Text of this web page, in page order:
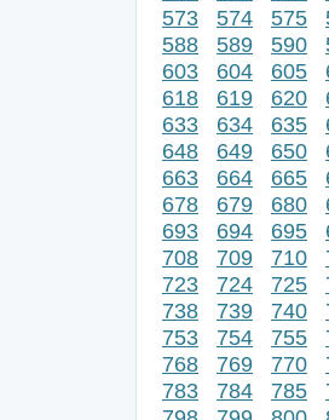
573
574 575
588
589 590
603
604 605
618
619 620
633
634 635
648
649 650
663
664 665
678
679 680
693
694 695
708
709 710
723
724 725
738
739 740
753
754 755
768
769 770
783
784 785